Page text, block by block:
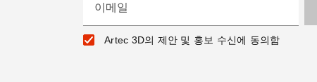
이메일
Artec 3D의 제안 및 홍보 수신에 동의함